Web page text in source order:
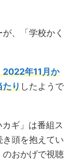
、「学校かく
2022年11月か
たりしたようで
ギ」は番組ス
頭を抱えてい
おかげで視聴